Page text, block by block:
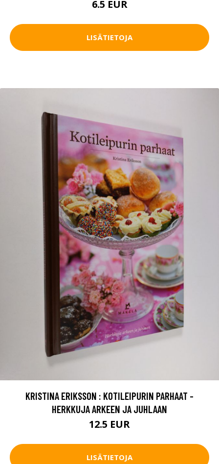
6.5 EUR
LISÄTIETOJA
KRISTINA ERIKSSON : KOTILEIPURIN PARHAAT -
HERKKUJA ARKEEN JA JUHLAAN
12.5 EUR
LISÄTIETOJA